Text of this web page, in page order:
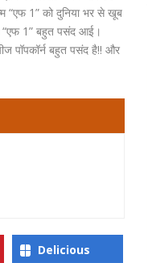
“एफ 1” को दुनिया भर से खूब
“एफ 1” बहुत पसंद आई।
पॉपकॉर्न बहुत पसंद है!! और
Delicious